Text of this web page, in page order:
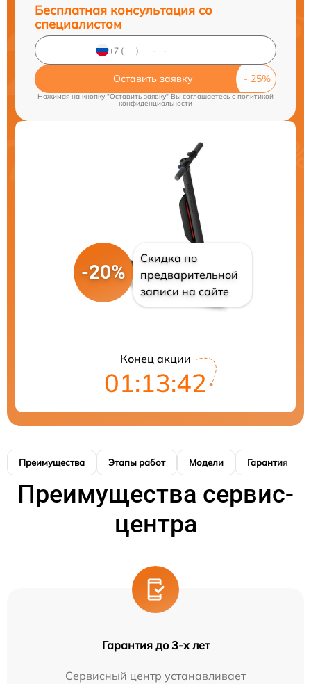
Бесплатная консультация со
специалистом
Оставить заявку
Нажимая на кнопку "Оставить заявку" Вы соглашаетесь c политикой
конфиденциальности
-20%
Скидка по
предварительной
записи на сайте
Конец акции
01:13:41
Преимущества Этапы работ Модели Гарантия
Преимущества сервис-
центра
Гарантия до 3-х лет
Сервисный центр устанавливает